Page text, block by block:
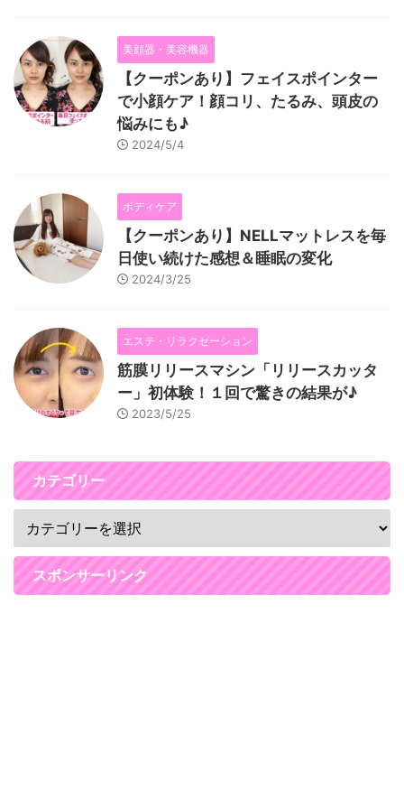
美顔器・美容機器
【クーポンあり】フェイスポインター
で小顔ケア！顔コリ、たるみ、頭皮の
悩みにも♪
2024/5/4
ボディケア
【クーポンあり】NELLマットレスを毎
日使い続けた感想＆睡眠の変化
2024/3/25
エステ・リラクゼーション
筋膜リリースマシン「リリースカッタ
ー」初体験！１回で驚きの結果が♪
2023/5/25
カテゴリー
スポンサーリンク